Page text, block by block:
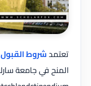
تعتمدشروط القبول